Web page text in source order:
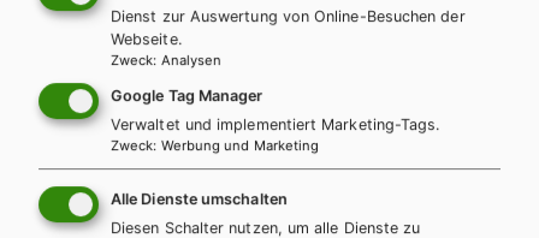
LEHRERSERVICE
Elisabeth Gettinger
+ 43 1 403 77 77 164
elisabeth.gettinger@hpt.at
Dienst zur Auswertung von Online-Besuchen der
Webseite.
Zweck: Analysen
Google Tag Manager
Verwaltet und implementiert Marketing-Tags.
Zweck: Werbung und Marketing
Alle Dienste umschalten
Diesen Schalter nutzen, um alle Dienste zu